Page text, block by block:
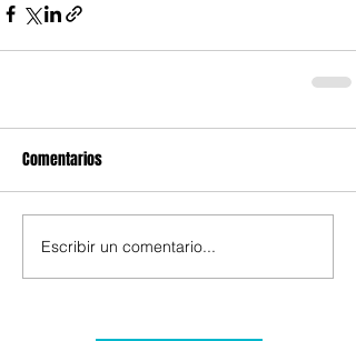
Comentarios
Escribir un comentario...